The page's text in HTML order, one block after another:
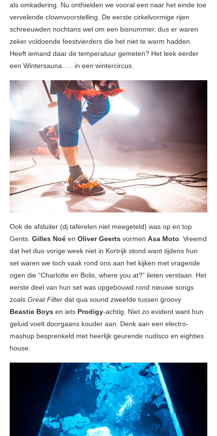
als omkadering. Nu onthielden we vooral een naar het einde toe
vervelende clownvoorstelling. De eerste cirkelvormige rijen
schreeuwden nochtans wel om een bisnummer, dus er waren
zeker voldoende feestvierders die het niet te warm hadden.
Heeft iemand daar de temperatuur gemeten? Het leek eerder
een Wintersauna….. in een wintercircus.
Ook de afsluiter (dj taferelen niet meegeteld) was op en top
Gents. Gilles Noé en Oliver Geerts vormen Asa Moto . Vreemd
dat het duo vorige week niet in Kortrijk stond want tijdens hun
set waren we toch vaak rond ons aan het kijken met vragende
ogen die “Charlotte en Bolis, where you at?” lieten verstaan. Het
eerste deel van hun set was opgebouwd rond nieuwe songs
zoals Great Filter dat qua sound zweefde tussen groovy
Beastie Boys en iets Prodigy-achtig. Niet zo evident want hun
geluid voelt doorgaans kouder aan. Denk aan een electro-
mashup besprenkeld met heerlijk geurende nudisco en eighties
house.